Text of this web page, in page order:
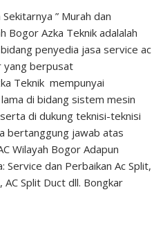
” Murah dan
Bogor Azka Teknik adalalah
penyedia jasa service ac
yang berpusat
Teknik mempunyai
di bidang sistem mesin
di dukung teknisi-teknisi
bertanggung jawab atas
Wilayah Bogor Adapun
Service dan Perbaikan Ac Split,
AC Split Duct dll. Bongkar